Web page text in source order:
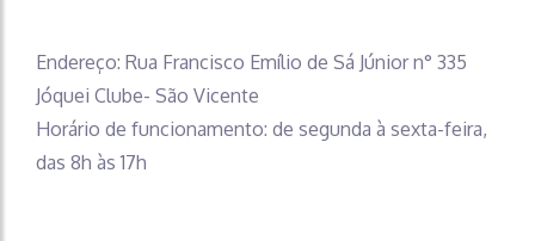
Endereço: Rua Francisco Emílio de Sá Júnior n° 335
Jóquei Clube- São Vicente
Horário de funcionamento: de segunda à sexta-feira,
das 8h às 17h